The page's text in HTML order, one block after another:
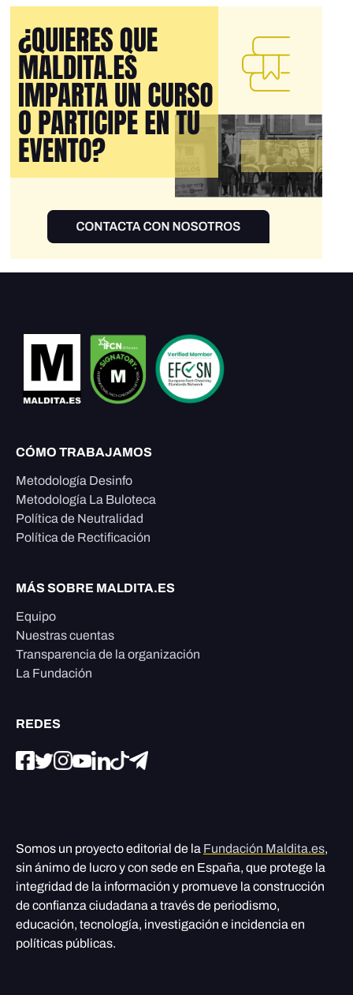
CÓMO TRABAJAMOS
Metodología Desinfo
Metodología La Buloteca
Política de Neutralidad
Política de Rectificación
MÁS SOBRE MALDITA.ES
Equipo
Nuestras cuentas
Transparencia de la organización
La Fundación
REDES
Somos un proyecto editorial de la Fundación Maldita.es,
sin ánimo de lucro y con sede en España, que protege la
integridad de la información y promueve la construcción
de confianza ciudadana a través de periodismo,
educación, tecnología, investigación e incidencia en
políticas públicas.